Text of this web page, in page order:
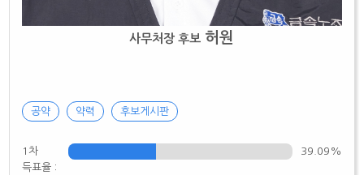
사무처장 후보 허원
공약 약력 후보게시판
1차
득표율 :
39.09%